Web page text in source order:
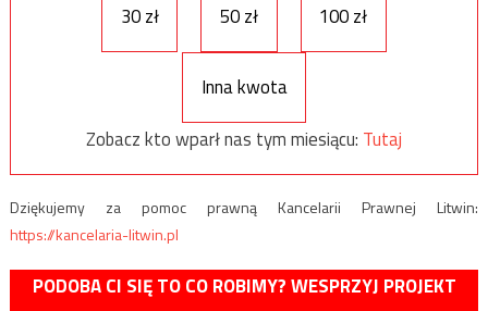
30 zł
50 zł 100 zł
Inna kwota
Zobacz kto wparł nas tym miesiącu: Tutaj
Dziękujemy za pomoc prawną Kancelarii Prawnej Litwin:
https://kancelaria-litwin.pl
PODOBA CI SIĘ TO CO ROBIMY? WESPRZYJ PROJEKT